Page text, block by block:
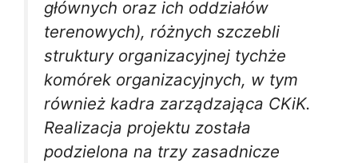
głównych oraz ich oddziałów
terenowych), różnych szczebli
struktury organizacyjnej tychże
komórek organizacyjnych, w tym
również kadra zarządzająca CKiK.
Realizacja projektu została
podzielona na trzy zasadnicze